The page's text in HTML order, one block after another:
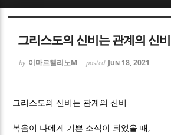
그리스도의 신비는 관계의 신비
by 이마르첼리노M posted Jun 18, 2021
그리스도의 신비는 관계의 신비
복음이 나에게 기쁜 소식이 되었을 때 ,
Sketchbook5, 스케치북5
Sketchbook5, 스케치북5